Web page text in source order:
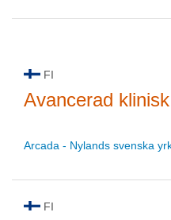
FI
Avancerad
Arcada - Nylands svenska
FI